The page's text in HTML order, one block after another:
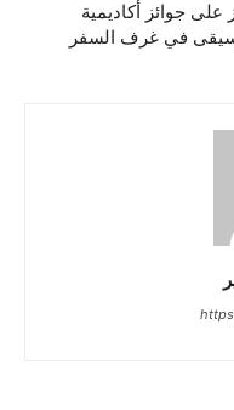
على جوائز أكاديمية
في غرف السفر